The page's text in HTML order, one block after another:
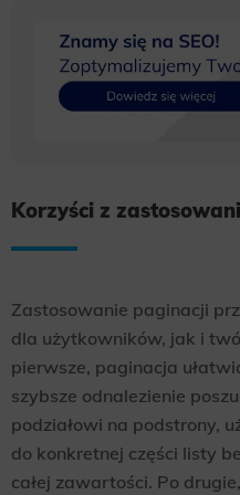
Korzyści z
Zastosowanie paginacji
dla użytkowników, jak i
pierwsze, paginacja
szybsze odnalezienie
podziałowi na podstrony,
do konkretnej części listy
całej zawartości. Po